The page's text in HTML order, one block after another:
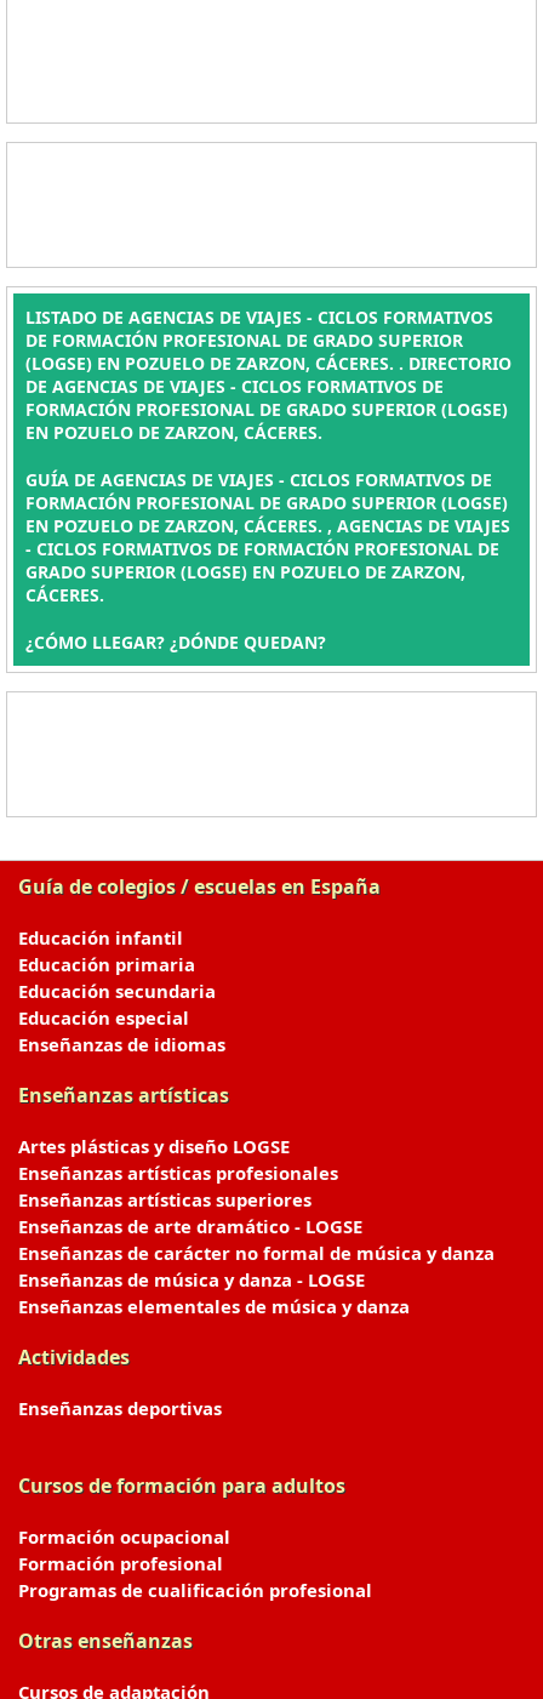
LISTADO DE AGENCIAS DE VIAJES - CICLOS FORMATIVOS
DE FORMACIÓN PROFESIONAL DE GRADO SUPERIOR
(LOGSE) EN POZUELO DE ZARZON, CÁCERES. . DIRECTORIO
DE AGENCIAS DE VIAJES - CICLOS FORMATIVOS DE
FORMACIÓN PROFESIONAL DE GRADO SUPERIOR (LOGSE)
EN POZUELO DE ZARZON, CÁCERES.
GUÍA DE AGENCIAS DE VIAJES - CICLOS FORMATIVOS DE
FORMACIÓN PROFESIONAL DE GRADO SUPERIOR (LOGSE)
EN POZUELO DE ZARZON, CÁCERES. , AGENCIAS DE VIAJES
- CICLOS FORMATIVOS DE FORMACIÓN PROFESIONAL DE
GRADO SUPERIOR (LOGSE) EN POZUELO DE ZARZON,
CÁCERES.
¿CÓMO LLEGAR? ¿DÓNDE QUEDAN?
Guía de colegios / escuelas en España
Educación infantil
Educación primaria
Educación secundaria
Educación especial
Enseñanzas de idiomas
Enseñanzas artísticas
Artes plásticas y diseño LOGSE
Enseñanzas artísticas profesionales
Enseñanzas artísticas superiores
Enseñanzas de arte dramático - LOGSE
Enseñanzas de carácter no formal de música y danza
Enseñanzas de música y danza - LOGSE
Enseñanzas elementales de música y danza
Actividades
Enseñanzas deportivas
Cursos de formación para adultos
Formación ocupacional
Formación profesional
Programas de cualificación profesional
Otras enseñanzas
Cursos de adaptación